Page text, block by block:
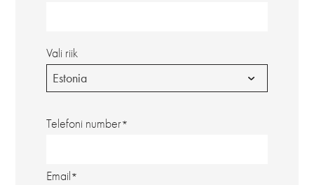
Vali riik
Estonia
Telefoni number
Email